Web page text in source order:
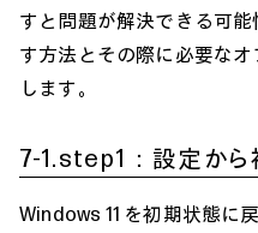
すと問題が解決できる可
す方法とその際に必要な
します。
7-1.step1：設定から
Windows 11 を初期状態に